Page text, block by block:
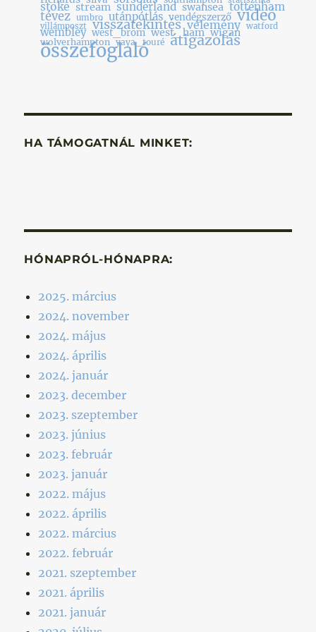
stoke stream sunderland swansea tottenham
tévez umbro utánpótlás vendégszerző videó
villámposzt visszatekintés vélemény watford
wembley west_brom west_ham wigan
wolverhampton yaya_touré átigazolás
összefoglaló
HA TÁMOGATNÁL MINKET:
HÓNAPRÓL-HÓNAPRA:
2025. március
2024. november
2024. május
2024. április
2024. január
2023. december
2023. szeptember
2023. június
2023. február
2023. január
2022. május
2022. április
2022. március
2022. február
2021. szeptember
2021. április
2021. január